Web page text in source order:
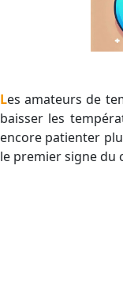
Les amateurs de temps sec frais et venté sont servis en ce moment avec un flux de Nord durable qui a fait
baisser les
encore patienter
le premier signe du